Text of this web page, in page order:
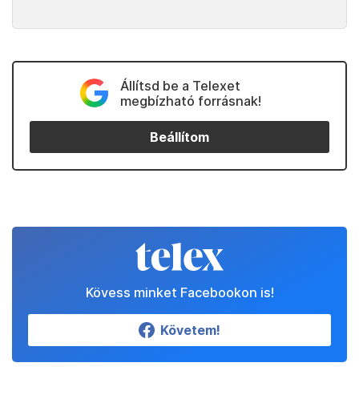
Állítsd be a Telexet
megbízható forrásnak!
Beállítom
Kövess minket Facebookon is!
Követem!